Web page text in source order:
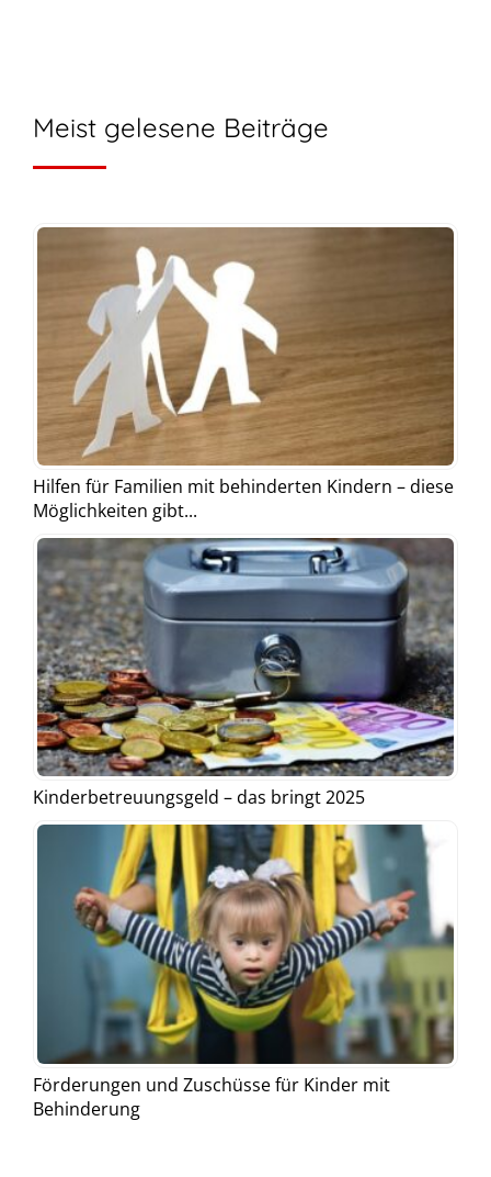
Meist gelesene Beiträge
Hilfen für Familien mit behinderten Kindern – diese
Möglichkeiten gibt...
Kinderbetreuungsgeld – das bringt 2025
Förderungen und Zuschüsse für Kinder mit
Behinderung